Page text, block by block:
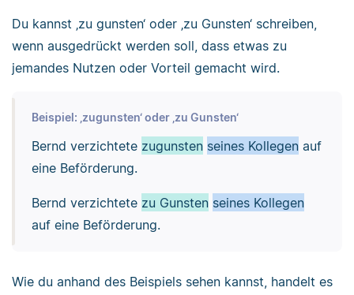
Du kannst ‚zu gunsten‘ oder ‚zu Gunsten‘ schreiben,
wenn ausgedrückt werden soll, dass etwas zu
jemandes Nutzen oder Vorteil gemacht wird.
Beispiel: ‚zugunsten‘ oder ‚zu Gunsten‘
Bernd verzichtete zugunsten seines Kollegenauf
eine Beförderung.
Bernd verzichtete zu Gunsten seines Kollegen
auf eine Beförderung.
Wie du anhand des Beispiels sehen kannst, handelt es